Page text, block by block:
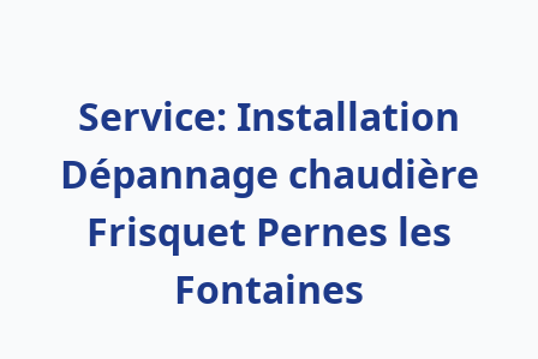
Service: Installation
Dépannage chaudière
Frisquet Pernes les
Fontaines